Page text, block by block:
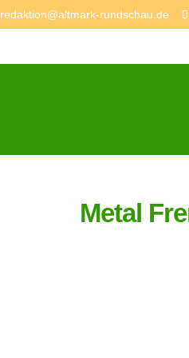
redaktion@altmark-rundschau.de
Metal